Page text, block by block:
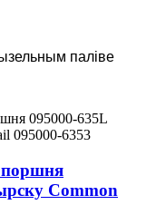
паліве
Common